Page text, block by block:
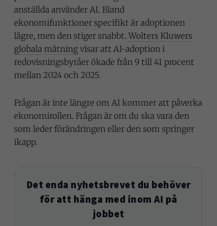
anställda använder AI. Bland
ekonomifunktioner specifikt är adoptionen
lägre, men den stiger snabbt.Wolters Kluwers
globala mätningvisar att AI-adoption i
redovisningsbyråer ökade från 9 till 41 procent
mellan 2024 och 2025.
Frågan är inte längre om AI kommer att påverka
ekonomirollen. Frågan är om du ska vara den
som leder förändringen eller den som springer
ikapp.
Det enda nyhetsbrevet du behöver
för att hänga med inom AI på
jobbet